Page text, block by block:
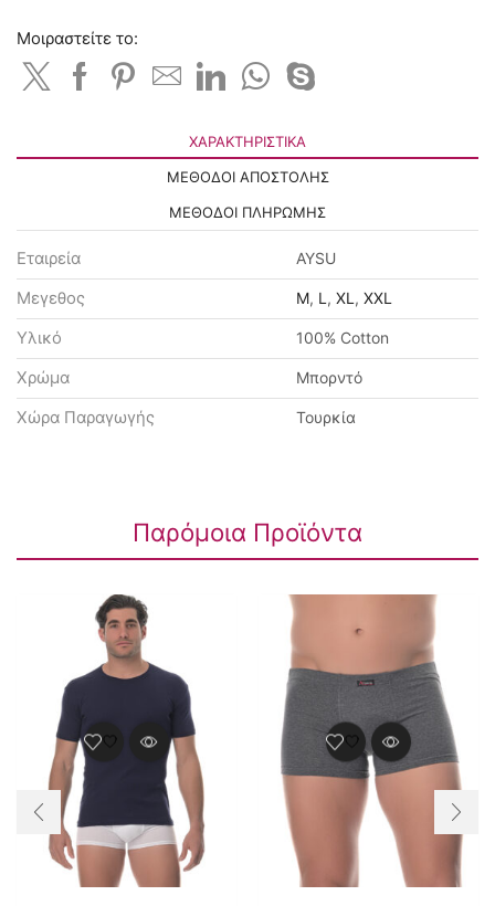
Μοιραστείτε το:
ΧΑΡΑΚΤΗΡΙΣΤΙΚΆ
ΜΕΘΟΔΟΙ ΑΠΟΣΤΟΛΗΣ
ΜΕΘΟΔΟΙ ΠΛΗΡΩΜΗΣ
Εταιρεία AYSU
Μεγεθος M, L , XL , XXL
Υλικό 100% Cotton
Χρώμα Μπορντό
Χώρα Παραγωγής Τουρκία
Παρόμοια Προϊόντα